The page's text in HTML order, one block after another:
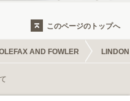
このページのトップへ
AND FOWLER LINDON